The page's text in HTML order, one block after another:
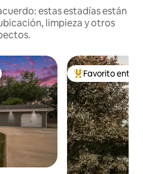
estas estadías están
limpieza y otros
Favorito entre
Favorito entre